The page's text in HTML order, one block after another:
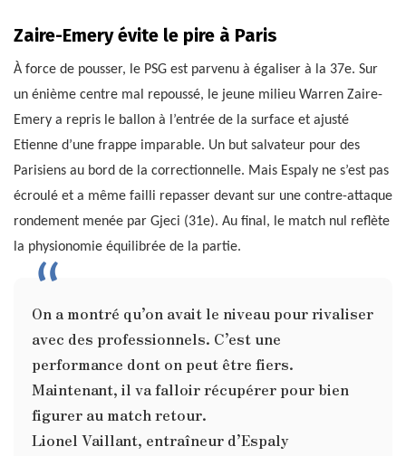
Zaire-Emery évite le pire à Paris
À force de pousser, le PSG est parvenu à égaliser à la 37e. Sur
un énième centre mal repoussé, le jeune milieu Warren Zaire-
Emery a repris le ballon à l’entrée de la surface et ajusté
Etienne d’une frappe imparable. Un but salvateur pour des
Parisiens au bord de la correctionnelle. Mais Espaly ne s’est pas
écroulé et a même failli repasser devant sur une contre-attaque
rondement menée par Gjeci (31e). Au final, le match nul reflète
la physionomie équilibrée de la partie.
On a montré qu’on avait le niveau pour rivaliser
avec des professionnels. C’est une
performance dont on peut être fiers.
Maintenant, il va falloir récupérer pour bien
figurer au match retour.
Lionel Vaillant, entraîneur d’Espaly